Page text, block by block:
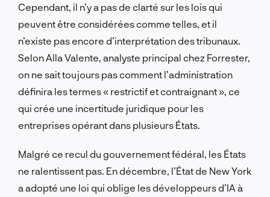
Cependant, il n’y a pas de clarté sur les lois qui
peuvent être considérées comme telles, et il
n’existe pas encore d’interprétation des tribunaux.
Selon Alla Valente, analyste principal chez Forrester,
on ne sait toujours pas comment l’administration
définira les termes « restrictif et contraignant », ce
qui crée une incertitude juridique pour les
entreprises opérant dans plusieurs États.
Malgré ce recul du gouvernement fédéral, les États
ne ralentissent pas. En décembre, l’État de New York
a adopté une loi qui oblige les développeurs d’IA à